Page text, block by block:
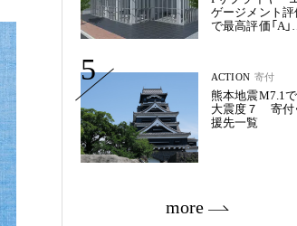
ゲージメント評
で最高評価「A」
5 ACTION 寄付
熊本地震M7.1
大震度７ 寄付
援先一覧
more